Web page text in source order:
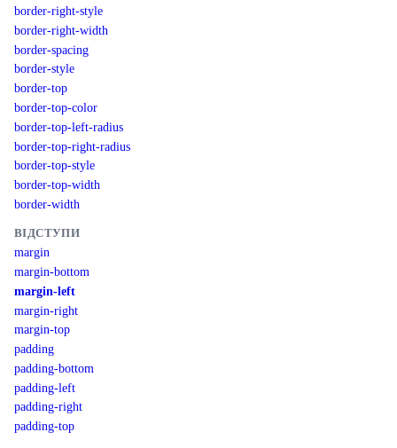
border-right-style
border-right-width
border-spacing
border-style
border-top
border-top-color
border-top-left-radius
border-top-right-radius
border-top-style
border-top-width
border-width
ВІДСТУПИ
margin
margin-bottom
margin-left
margin-right
margin-top
padding
padding-bottom
padding-left
padding-right
padding-top